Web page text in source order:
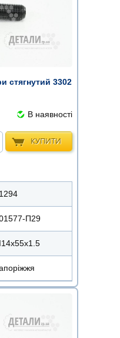
стягнутий 3302
В наявності
КУПИТИ
П29